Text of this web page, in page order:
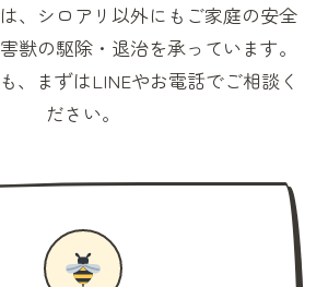
、シロアリ以外にもご家庭の安全
獣の駆除・退治を承っています。
、まずはLINEやお電話でご相談く
ださい。